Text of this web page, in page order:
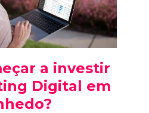
a investir
Digital em